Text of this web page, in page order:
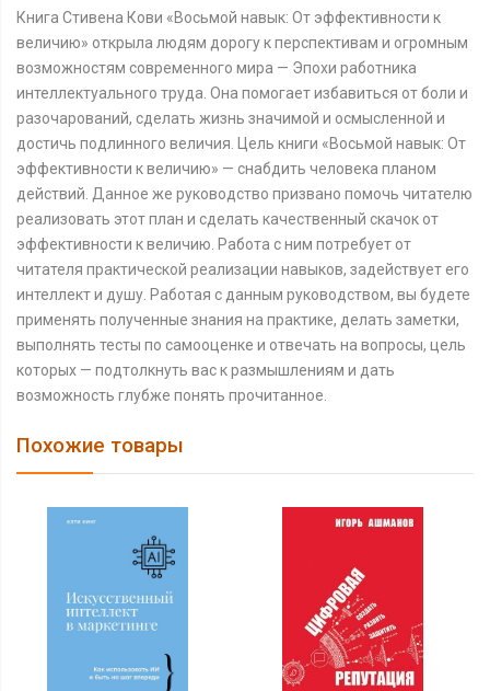
Книга Стивена Кови «Восьмой навык: От эффективности к
величию» открыла людям дорогу к перспективам и огромным
возможностям современного мира — Эпохи работника
интеллектуального труда. Она помогает избавиться от боли и
разочарований, сделать жизнь значимой и осмысленной и
достичь подлинного величия. Цель книги «Восьмой навык: От
эффективности к величию» — снабдить человека планом
действий. Данное же руководство призвано помочь читателю
реализовать этот план и сделать качественный скачок от
эффективности к величию. Работа с ним потребует от
читателя практической реализации навыков, задействует его
интеллект и душу. Работая с данным руководством, вы будете
применять полученные знания на практике, делать заметки,
выполнять тесты по самооценке и отвечать на вопросы, цель
которых — подтолкнуть вас к размышлениям и дать
возможность глубже понять прочитанное.
Похожие товары